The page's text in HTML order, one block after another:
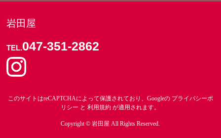
岩田屋
TEL.047-351-2862
このサイトはreCAPTCHAによって保護されており、Googleの プライバシーポ
リシー と利用規約 が適用されます。
Copyright ©岩田屋 All Rights Reserved.